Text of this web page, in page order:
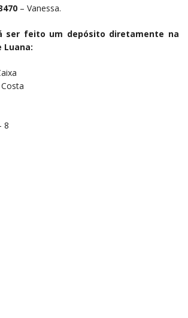
– Vanessa.
ser feito um depósito diretamente na
Luana:
8